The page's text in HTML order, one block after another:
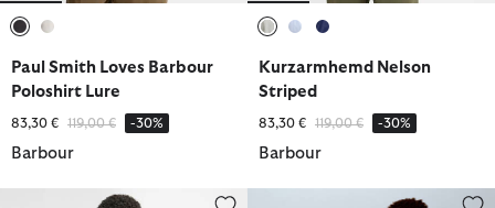
Paul Smith Loves Barbour
Poloshirt Lure
83,30 € Reduziert von
119,00 €bis-30%
Barbour
Kurzarmhemd Nelson
Striped
83,30 € Reduziert von
119,00 €bis-30%
Barbour
Hemd Striped Oxford Tailored Paul Smith Loves Barbour